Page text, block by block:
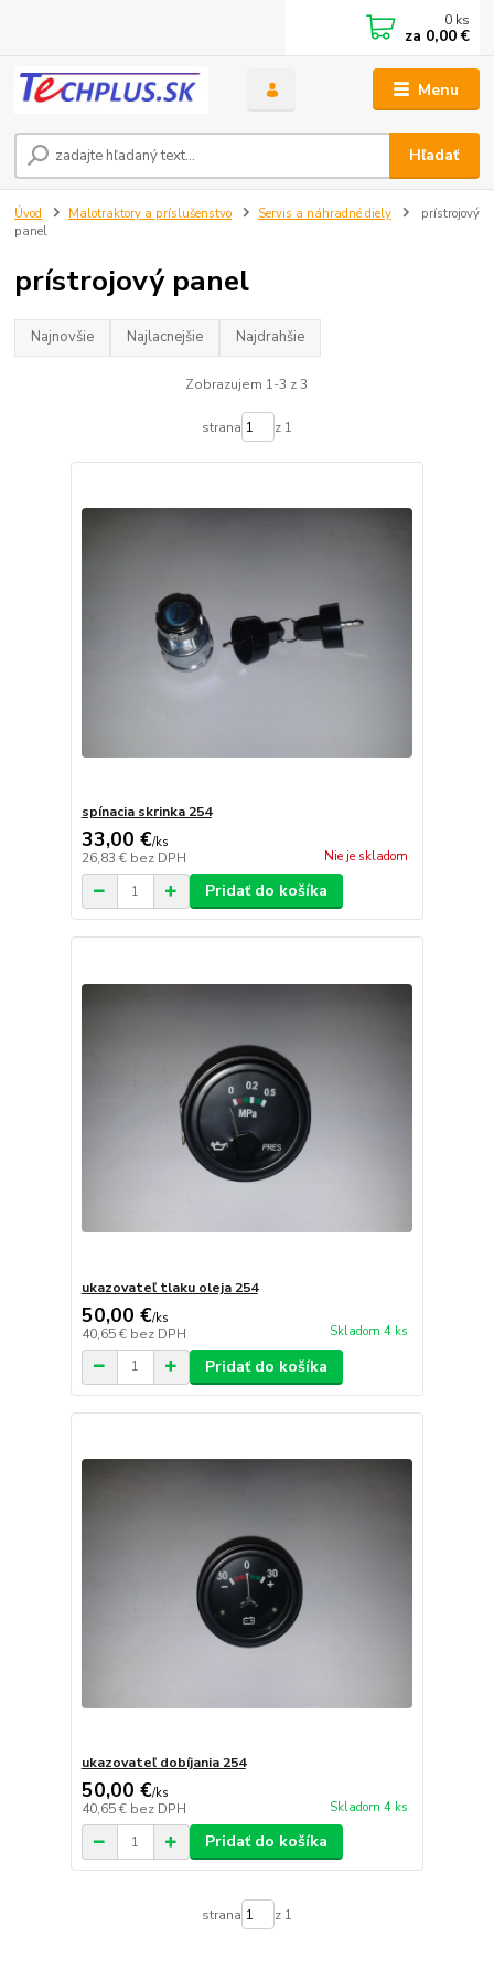
Menu
Hľadať
0 ks
za 0,00 €
Úvod Malotraktory a príslušenstvo Servis a náhradné diely
prístrojový
panel
prístrojový panel
Najnovšie Najlacnejšie Najdrahšie
Zobrazujem 1-3 z 3
strana z 1
spínacia skrinka 254
33,00 €/ks
26,83 € bez DPH Nie je skladom
Pridať do košíka
ukazovateľ tlaku oleja 254
50,00 €/ks
40,65 € bez DPH Skladom 4 ks
Pridať do košíka
ukazovateľ dobíjania 254
50,00 €/ks
40,65 € bez DPH Skladom 4 ks
Pridať do košíka
strana z 1